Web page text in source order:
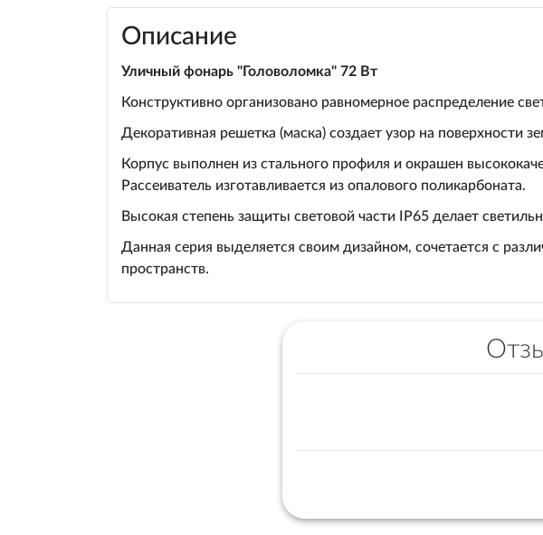
Описание
Уличный фонарь "Головоломка" 72 Вт
Конструктивно организовано равномерное распределение
Декоративная решетка (маска) создает узор на поверхности
Корпус выполнен из стального профиля и окрашен
Рассеиватель изготавливается из опалового поликарбоната.
Высокая степень защиты световой части IP65 делает
Данная серия выделяется своим дизайном, сочетается с
пространств.